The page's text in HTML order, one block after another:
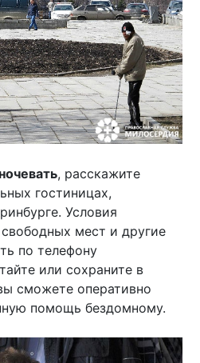
, расскажите
гостиницах,
Условия
мест и другие
по телефону
или сохраните в
сможете оперативно
помощь бездомному.